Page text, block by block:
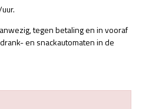
tegen betaling en in vooraf
en snackautomaten in de